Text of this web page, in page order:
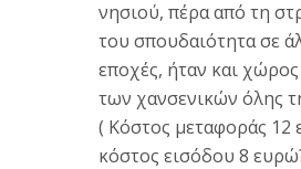
νησιού, πέρα από τη
του σπουδαιότητα σε
εποχές, ήταν και χώρος
των χανσενικών όλης
( Κόστος μεταφοράς 12
κόστος εισόδου 8